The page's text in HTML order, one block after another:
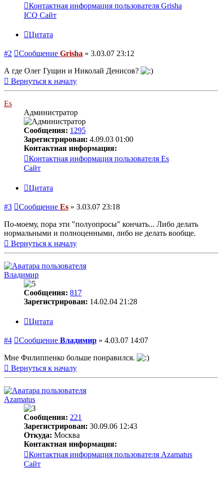
Контактная информация пользователя Grisha
ICQ Сайт
Цитата
#2 Сообщение Grisha » 3.03.07 23:12
А где Олег Гущин и Николай Денисов?
Вернуться к началу
Es
Администратор
Сообщения: 1295
Зарегистрирован: 4.09.03 01:00
Контактная информация:
Контактная информация пользователя Es
Сайт
Цитата
#3 Сообщение Es » 3.03.07 23:18
По-моему, пора эти "полуопросы" кончать... Либо делать
нормальными и полноценными, либо не делать вообще.
Вернуться к началу
Владимир
Сообщения: 817
Зарегистрирован: 14.02.04 21:28
Цитата
#4 Сообщение Владимир » 4.03.07 14:07
Мне Филиппенко больше понравился.
Вернуться к началу
Azamatus
Сообщения: 221
Зарегистрирован: 30.09.06 12:43
Откуда: Москва
Контактная информация:
Контактная информация пользователя Azamatus
Сайт